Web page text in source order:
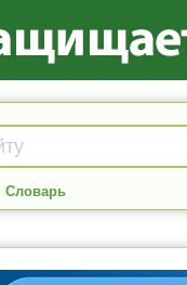
Словарь